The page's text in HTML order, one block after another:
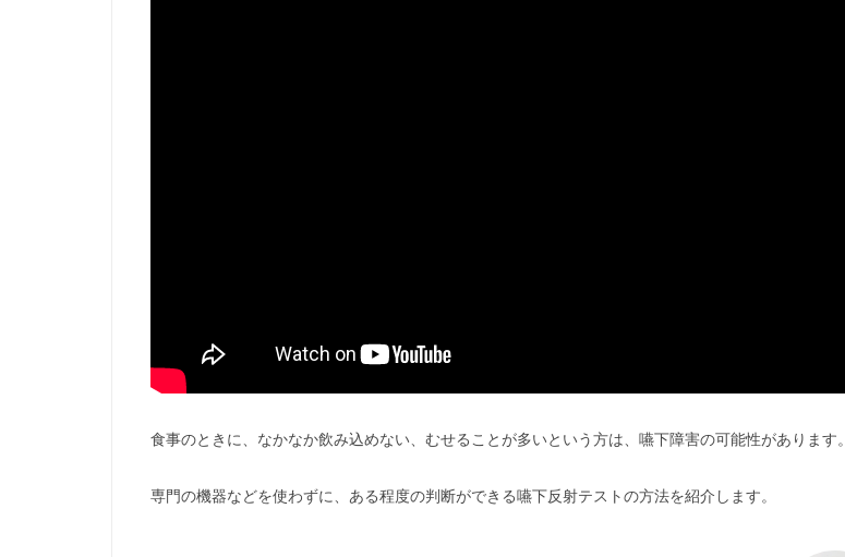
食事のときに、なかなか飲み込めない、むせることが多いという方は、嚥下障害の可能性があります。
専門の機器などを使わずに、ある程度の判断ができる嚥下反射テストの方法を紹介します。